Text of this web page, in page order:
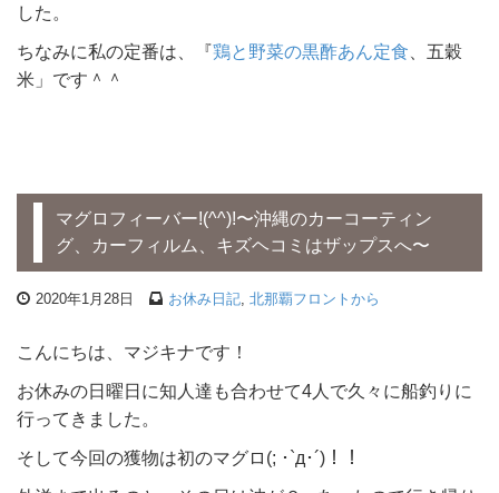
した。
ちなみに私の定番は、『鶏と野菜の黒酢あん定食 、五穀
米」です＾＾
マグロフィーバー!(^^)!〜沖縄のカーコーティン
グ、カーフィルム、キズヘコミはザップスへ〜
2020年1月28日 お休み日記 北那覇フロントから
こんにちは、マジキナです！
お休みの日曜日に知人達も合わせて4人で久々に船釣りに
行ってきました。
そして今回の獲物は初のマグロ(; ･`д･´)！！